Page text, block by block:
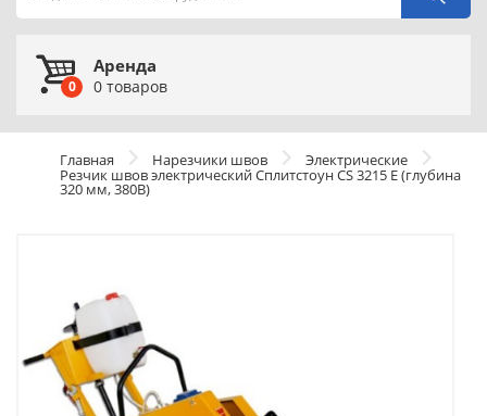
0
Аренда
0 товаров
Главная Нарезчики швов Электрические
Резчик швов электрический Сплитстоун CS 3215 E (глубина
320 мм, 380В)